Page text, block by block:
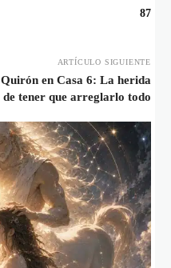
87
ARTÍCULO SIGUIENTE
Quirón en Casa 6: La herida
de tener que arreglarlo todo